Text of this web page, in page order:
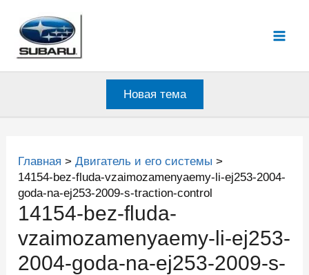
содержимому
Новая тема
Главная
Двигатель и его системы
14154-bez-fluda-vzaimozamenyaemy-li-ej253-2004-
goda-na-ej253-2009-s-traction-control
14154-bez-fluda-
vzaimozamenyaemy-li-ej253-
2004-goda-na-ej253-2009-s-